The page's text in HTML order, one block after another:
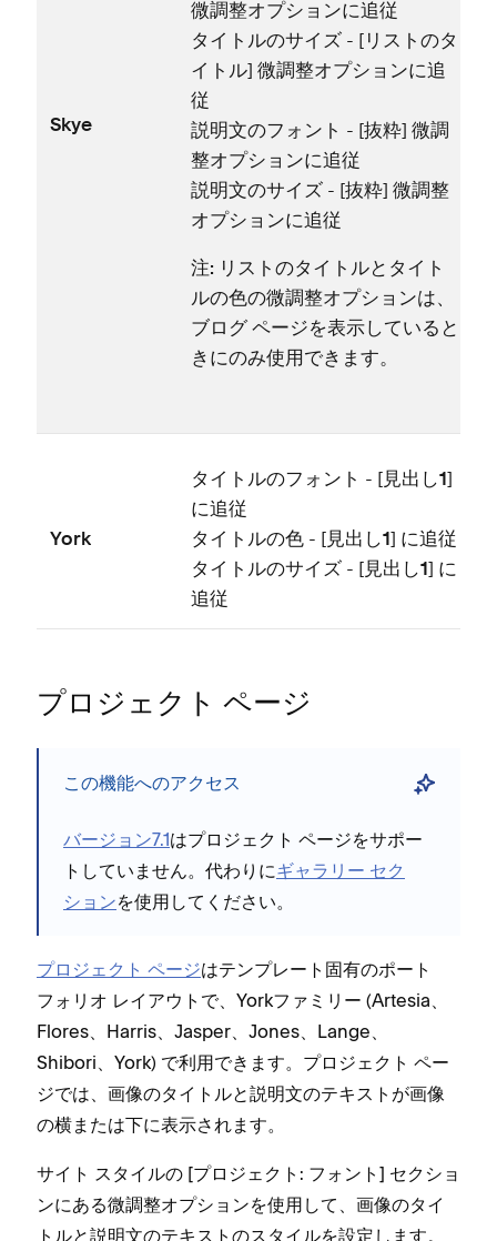
Skye
微調整オプシ⁠ョンに追従
タイトルのサイズ - [⁠
リストのタ
イトル ⁠] 微調整オプシ⁠ョンに追
従
説明文のフ⁠ォント - [⁠ 抜粋 ⁠] 微調
整オプシ⁠ョンに追従
説明文のサイズ - [⁠ 抜粋 ⁠] 微調整
オプシ⁠ョンに追従
注⁠: リストのタイトルとタイト
ルの色の微調整オプシ⁠ョンは⁠、
ブログ ペ⁠ージを表示していると
きにのみ使用できます⁠。
York
タイトルのフ⁠ォント - [⁠ 見出し1
に追従
タイトルの色 - [⁠ 見出し1
⁠] に追従
タイトルのサイズ - [⁠ 見出し1
⁠] に
追従
プロジ⁠ェクト ペ⁠ージ
この機能へのアクセス
バ⁠ージ⁠ョン7⁠.1はプロジ⁠ェクト ペ⁠ージをサポ⁠ー
トしていません⁠。代わりにギ⁠ャラリ⁠ー セク
シ⁠ョンを使用してください⁠。
プロジ⁠ェクト ペ⁠ージはテンプレ⁠ート固有のポ⁠ート
フ⁠ォリオ レイアウトで⁠、Yorkフ⁠ァミリ⁠ー (⁠Artesia⁠、
Flores⁠、Harris⁠、Jasper⁠、Jones⁠、Lange⁠、
Shibori⁠、York⁠) で利用できます⁠。プロジ⁠ェクト ペ⁠ー
ジでは⁠、画像のタイトルと説明文のテキストが画像
の横または下に表示されます⁠。
サイト スタイルの [⁠プロジ⁠ェクト⁠: フ⁠ォント⁠] セクシ⁠ョ
ンにある微調整オプシ⁠ョンを使用して⁠、画像のタイ
トルと説明文のテキストのスタイルを設定します⁠。